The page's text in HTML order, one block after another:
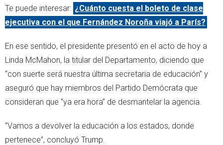
Te puede interesar: ¿Cuánto cuesta el boleto de clase
ejecutiva con el que Fernández Noroña viajó a París?
En ese sentido, el presidente presentó en el acto de hoy a
Linda McMahon, la titular del Departamento, diciendo que
“con suerte será nuestra última secretaria de educación” y
aseguró que hay miembros del Partido Demócrata que
consideran que “ya era hora” de desmantelar la agencia.
“Vamos a devolver la educación a los estados, donde
pertenece”, concluyó Trump.